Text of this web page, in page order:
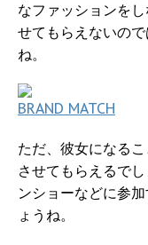
なファッションを
せてもらえないの
ね。
BRAND MATCH
ただ、彼女になる
させてもらえるで
ンショーなどに参
ょうね。